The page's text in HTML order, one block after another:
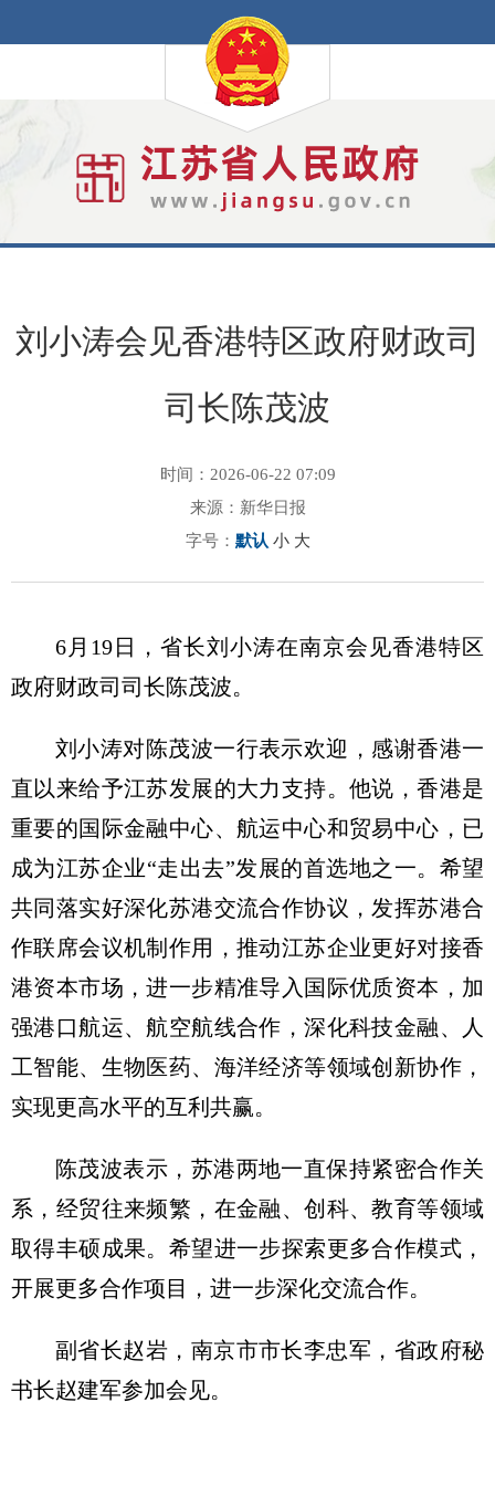
刘小涛会见香港特区政府财政司
司长陈茂波
时间：2026-06-22 07:09
来源：新华日报
字号： 默认 小 大
6月19日，省长刘小涛在南京会见香港特区
政府财政司司长陈茂波。
刘小涛对陈茂波一行表示欢迎，感谢香港一
直以来给予江苏发展的大力支持。他说，香港是
重要的国际金融中心、航运中心和贸易中心，已
成为江苏企业“走出去”发展的首选地之一。希望
共同落实好深化苏港交流合作协议，发挥苏港合
作联席会议机制作用，推动江苏企业更好对接香
港资本市场，进一步精准导入国际优质资本，加
强港口航运、航空航线合作，深化科技金融、人
工智能、生物医药、海洋经济等领域创新协作，
实现更高水平的互利共赢。
陈茂波表示，苏港两地一直保持紧密合作关
系，经贸往来频繁，在金融、创科、教育等领域
取得丰硕成果。希望进一步探索更多合作模式，
开展更多合作项目，进一步深化交流合作。
副省长赵岩，南京市市长李忠军，省政府秘
书长赵建军参加会见。